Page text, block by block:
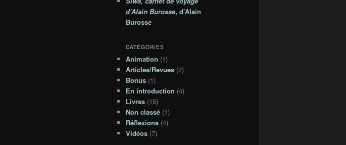
d’Alain Burosse, d’Alain
Burosse
CATÉGORIES
Animation (1)
Articles/Revues (2)
Bonus (1)
En introduction (4)
Livres (15)
Non classé (1)
Réflexions (4)
Vidéos (7)